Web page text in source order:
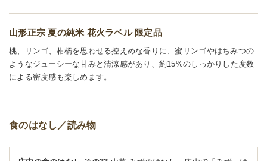
山形正宗 夏の純米 花火ラベル 限定品
桃、リンゴ、柑橘を思わせる控えめな香りに、蜜リンゴやはちみつの
ようなジューシーな甘みと清涼感があり、約15%のしっかりした度数
による密度感も楽しめます。
食のはなし／読み物